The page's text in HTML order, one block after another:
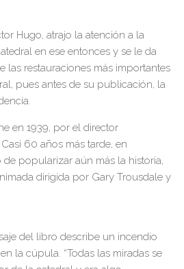
Hugo, atrajo la atención a la
en ese entonces y se le da
las restauraciones más importantes
pues antes de su publicación, la
en 1939, por el director
60 años más tarde, en
de popularizar aún más la historia,
dirigida por Gary Trousdale y
del libro describe un incendio
la cúpula. “Todas las miradas se